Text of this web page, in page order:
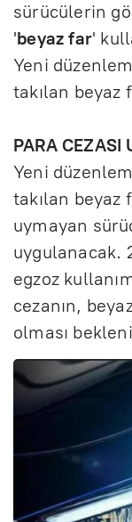
sürücülerin
'beyaz far'
Yeni
takılan beyaz
PARA CEZASI
Yeni
takılan beyaz
uymayan
uygulanacak.
egzoz
cezanın,
olması